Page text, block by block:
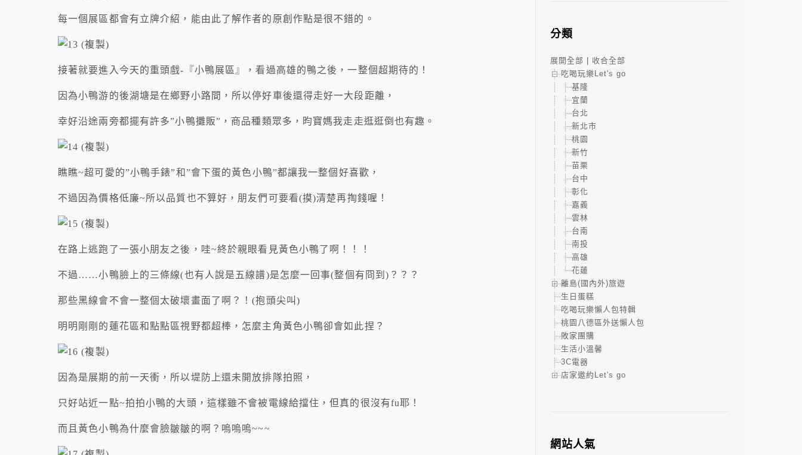
每一個展區都會有立牌介紹，能由此了解作者的原創作點是很不錯的。
接著就要進入今天的重頭戲-『小鴨展區』，看過高雄的鴨之後，一整個超期待的！
因為小鴨游的後湖塘是在鄉野小路間，所以停好車後還得走好一大段距離，
幸好沿途兩旁都擺有許多”小鴨攤販”，商品種類眾多，昀寶媽我走走逛逛倒也有趣。
瞧瞧~超可愛的”小鴨手錶”和”會下蛋的黃色小鴨”都讓我一整個好喜歡，
不過因為價格低廉~所以品質也不算好，朋友們可要看(摸)清楚再掏錢喔！
在路上逃跑了一張小朋友之後，哇~終於親眼看見黃色小鴨了啊！！！
不過……小鴨臉上的三條線(也有人說是五線譜)是怎麼一回事(整個有冏到)？？？
那些黑線會不會一整個太破壞畫面了啊？！(抱頭尖叫)
明明剛剛的蓮花區和點點區視野都超棒，怎麼主角黃色小鴨卻會如此捏？
因為是展期的前一天衝，所以堤防上還未開放排隊拍照，
只好站近一點~拍拍小鴨的大頭，這樣雖不會被電線給擋住，但真的很沒有fu耶！
而且黃色小鴨為什麼會臉皺皺的啊？嗚嗚嗚~~~
分類
展開全部
收合全部
吃喝玩樂Let's go
基隆
宜蘭
台北
新北市
桃園
新竹
苗栗
台中
彰化
嘉義
雲林
台南
南投
高雄
花蓮
離島(國內外)旅遊
生日蛋糕
吃喝玩樂懶人包特輯
桃園八德區外送懶人包
敗家團購
生活小溫馨
3C電器
店家邀約Let's go
網站人氣